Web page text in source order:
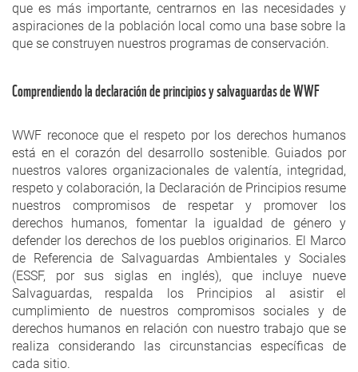
que es más importante, centrarnos en las necesidades y
aspiraciones de la población local como una base sobre la
que se construyen nuestros programas de conservación.
Comprendiendo la declaración de principios y salvaguardas de WWF
WWF reconoce que el respeto por los derechos humanos
está en el corazón del desarrollo sostenible. Guiados por
nuestros valores organizacionales de valentía, integridad,
respeto y colaboración, la Declaración de Principios resume
nuestros compromisos de respetar y promover los
derechos humanos, fomentar la igualdad de género y
defender los derechos de los pueblos originarios. El Marco
de Referencia de Salvaguardas Ambientales y Sociales
(ESSF, por sus siglas en inglés), que incluye nueve
Salvaguardas, respalda los Principios al asistir el
cumplimiento de nuestros compromisos sociales y de
derechos humanos en relación con nuestro trabajo que se
realiza considerando las circunstancias específicas de
cada sitio.